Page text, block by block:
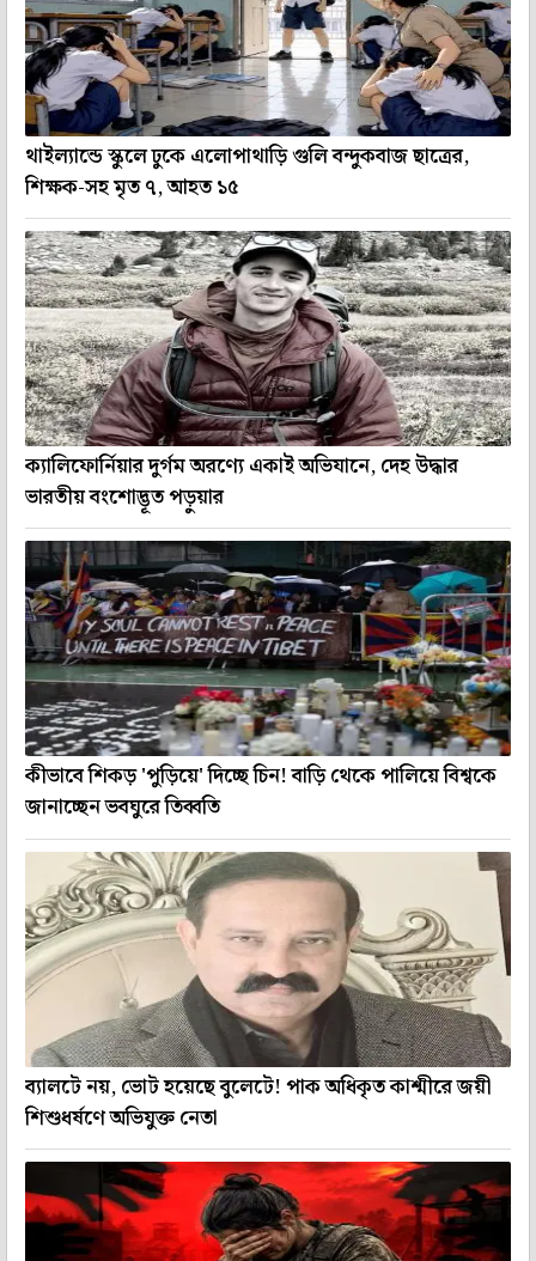
থাইল্যান্ডে স্কুলে ঢুকে এলোপাথাড়ি গুলি বন্দুকবাজ ছাত্রের,
শিক্ষক-সহ মৃত ৭, আহত ১৫
ক্যালিফোর্নিয়ার দুর্গম অরণ্যে একাই অভিযানে, দেহ উদ্ধার
ভারতীয় বংশোদ্ভূত পড়ুয়ার
কীভাবে শিকড় 'পুড়িয়ে' দিচ্ছে চিন! বাড়ি থেকে পালিয়ে বিশ্বকে
জানাচ্ছেন ভবঘুরে তিব্বতি
ব্যালটে নয়, ভোট হয়েছে বুলেটে! পাক অধিকৃত কাশ্মীরে জয়ী
শিশুধর্ষণে অভিযুক্ত নেতা